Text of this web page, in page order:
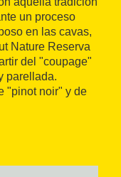
un proceso
en las cavas,
Nature Reserva
del "coupage"
parellada.
"pinot noir" y de
conocer de